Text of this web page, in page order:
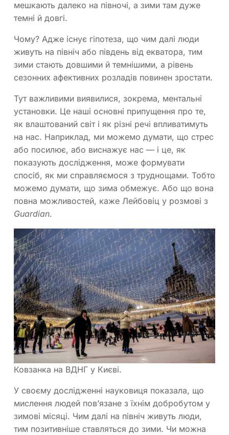
мешкають далеко на півночі, а зими там дуже
темні й довгі.
Чому? Адже існує гіпотеза, що чим далі люди
живуть на північ або південь від екватора, тим
зими стають довшими й темнішими, а рівень
сезонних афективних розладів повинен зростати.
Тут важливими виявилися, зокрема, ментальні
установки. Це наші основні припущення про те,
як влаштований світ і як різні речі впливатимуть
на нас. Наприклад, ми можемо думати, що стрес
або посилює, або виснажує нас — і це, як
показують дослідження, може формувати
спосіб, як ми справляємося з труднощами. Тобто
можемо думати, що зима обмежує. Або що вона
повна можливостей, каже Лейбовіц у розмові з
Guardian.
Ковзанка на ВДНГ у Києві.
У своєму дослідженні науковиця показала, що
мислення людей пов’язане з їхнім добробутом у
зимові місяці. Чим далі на північ живуть люди,
тим позитивніше ставляться до зими. Чи можна